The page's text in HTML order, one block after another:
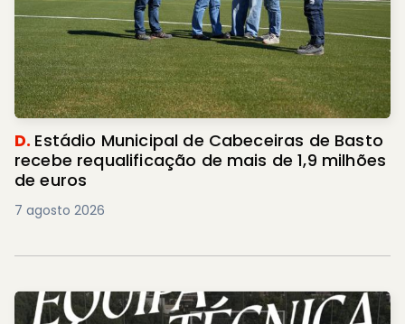
D. Estádio Municipal de Cabeceiras de Basto
recebe requalificação de mais de 1,9 milhões
de euros
7 agosto 2026